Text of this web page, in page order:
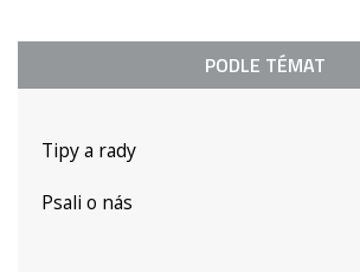
PODLE TÉMAT
Tipy a rady
Psali o nás